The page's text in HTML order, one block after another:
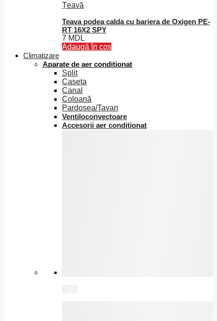
Țeavă
Teava podea calda cu bariera de Oxigen PE-
RT 16X2 SPY
7 MDL
Adaugă în coș
Climatizare
Aparate de aer conditionat
Split
Caseta
Canal
Coloană
Pardosea/Tavan
Ventiloconvectoare
Accesorii aer conditionat